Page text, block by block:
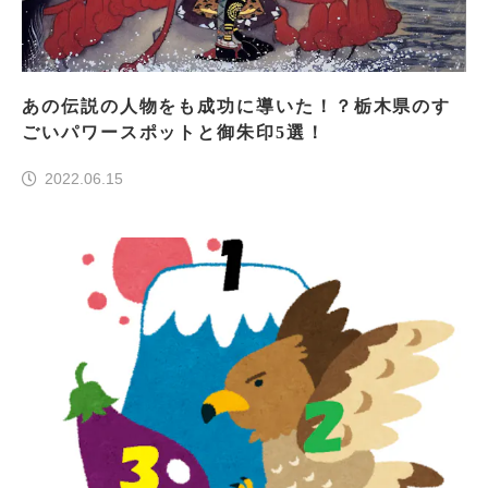
あの伝説の人物をも成功に導いた！？栃木県のす
ごいパワースポットと御朱印5選！
2022.06.15